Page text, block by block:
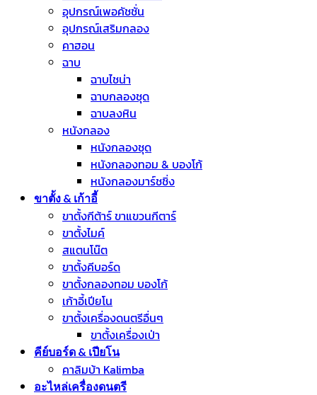
อุปกรณ์เพอคัชชั่น
อุปกรณ์เสริมกลอง
คาฮอน
ฉาบ
ฉาบไชน่า
ฉาบกลองชุด
ฉาบลงหิน
หนังกลอง
หนังกลองชุด
หนังกลองทอม & บองโก้
หนังกลองมาร์ชชิ่ง
ขาตั้ง & เก้าอี้
ขาตั้งกีต้าร์ ขาแขวนกีตาร์
ขาตั้งไมค์
สแตนโน๊ต
ขาตั้งคีบอร์ด
ขาตั้งกลองทอม บองโก้
เก้าอี้เปียโน
ขาตั้งเครื่องดนตรีอื่นๆ
ขาตั้งเครื่องเป่า
คีย์บอร์ด & เปียโน
คาลิมบ้า Kalimba
อะไหล่เครื่องดนตรี